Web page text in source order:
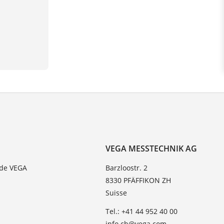
VEGA
VEGA MESSTECHNIK AG
Barzloostr. 2
8330 PFÄFFIKON ZH
Suisse
Tel.: +41 44 952 40 00